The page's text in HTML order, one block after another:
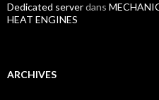
Dedicated serverdans
HEAT ENGINES
ARCHIVES